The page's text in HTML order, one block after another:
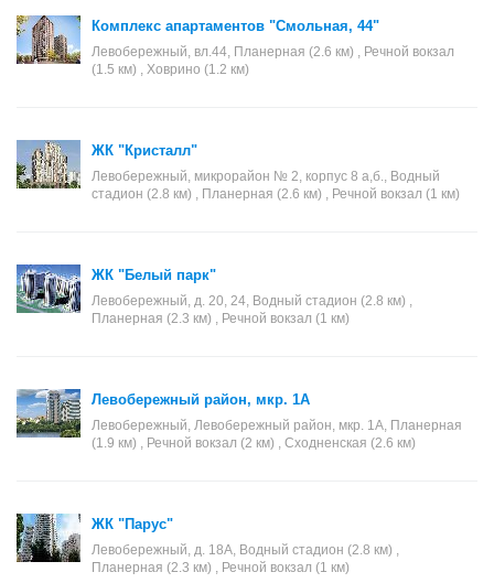
Комплекс апартаментов "Смольная, 44"
Левобережный, вл.44, Планерная (2.6 км) , Речной вокзал
(1.5 км) , Ховрино (1.2 км)
ЖК "Кристалл"
Левобережный, микрорайон № 2, корпус 8 а,б., Водный
стадион (2.8 км) , Планерная (2.6 км) , Речной вокзал (1 км)
ЖК "Белый парк"
Левобережный, д. 20, 24, Водный стадион (2.8 км) ,
Планерная (2.3 км) , Речной вокзал (1 км)
Левобережный район, мкр. 1А
Левобережный, Левобережный район, мкр. 1А, Планерная
(1.9 км) , Речной вокзал (2 км) , Сходненская (2.6 км)
ЖК "Парус"
Левобережный, д. 18А, Водный стадион (2.8 км) ,
Планерная (2.3 км) , Речной вокзал (1 км)